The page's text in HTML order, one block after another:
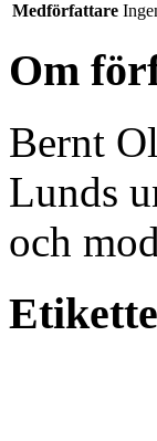
Medförfattare
Om
Bernt
Lunds
och